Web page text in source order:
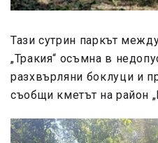
Тази сутрин паркът
„Тракия“ осъмна в
разхвърляни боклуци и
съобщи кметът на район